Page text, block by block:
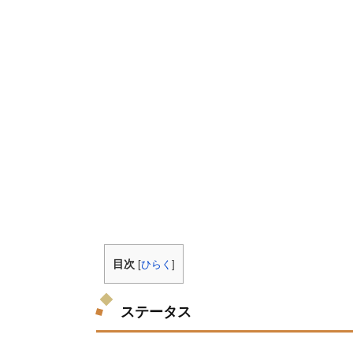
目次 [ひらく ]
ステータス